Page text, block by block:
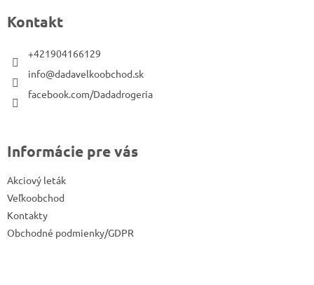
p
äKontakt
+421904166129
info@dadavelkoobchod.sk
facebook.com/Dadadrogeria
Informácie pre vás
Akciový leták
Veľkoobchod
Kontakty
Obchodné podmienky/GDPR